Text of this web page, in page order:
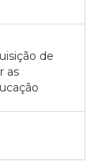
de
as